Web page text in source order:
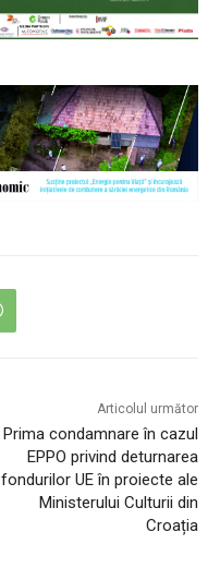
Articolul următor
Prima condamnare în cazul
EPPO privind deturnarea
fondurilor UE în proiecte ale
Ministerului Culturii din
Croația